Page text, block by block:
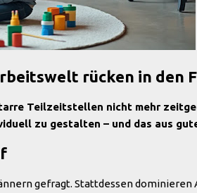
rücken in den
Teilzeitstellen nicht mehr
zu gestalten – und das aus
gefragt. Stattdessen dominieren